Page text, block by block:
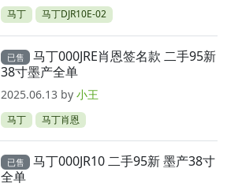
马丁 马丁DJR10E-02
已售
马丁000JRE肖恩签名款 二手95新
38寸墨产全单
2025.06.13 by小王
马丁 马丁肖恩
已售
马丁000JR10 二手95新 墨产38寸
全单